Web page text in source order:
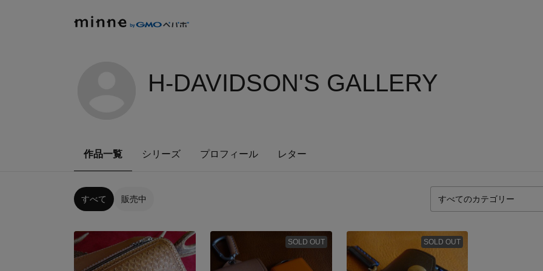
H-DAVIDSON'S GALLERY
作品一覧 シリーズ プロフィール レター
すべて 販売中
SOLD OUT SOLD OUT